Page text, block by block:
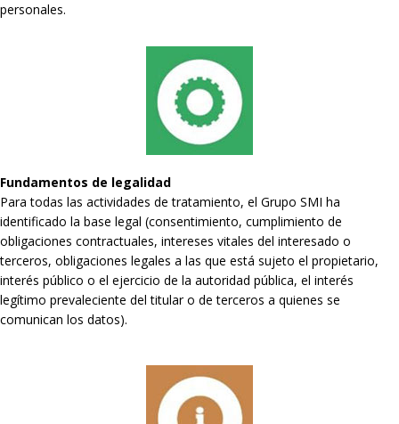
personales.
Fundamentos de legalidad
Para todas las actividades de tratamiento, el Grupo SMI ha
identificado la base legal (consentimiento, cumplimiento de
obligaciones contractuales, intereses vitales del interesado o
terceros, obligaciones legales a las que está sujeto el propietario,
interés público o el ejercicio de la autoridad pública, el interés
legítimo prevaleciente del titular o de terceros a quienes se
comunican los datos).